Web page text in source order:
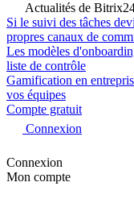
Actualités de
Si le suivi des tâches
propres canaux de
Les modèles
liste de contrôle
Gamification en
vos équipes
Compte gratuit
Connexion
Connexion
Mon compte